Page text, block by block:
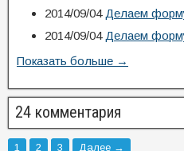
2014/09/04 Делаем
2014/09/04 Делаем
Показать больше →
24 комментария
1 2 3 Далее →